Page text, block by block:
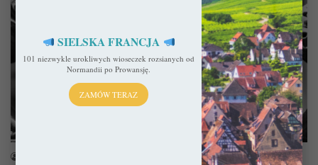
Quiz
SIELSKA FRANCJA
101 niezwykle urokliwych wioseczek rozsianych od
Normandii po Prowansję.
ZAMÓW TERAZ